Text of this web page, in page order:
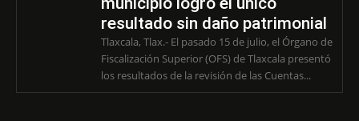
resultado sin daño patrimonial
Tlaxcala, Tlax.- El pasado 15 de julio, el Órgano de
Fiscalización Superior (OFS) de Tlaxcala presentó
los resultados de la revisión de las Cuentas...